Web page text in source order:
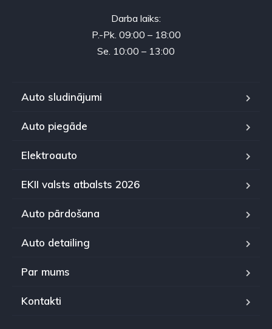
Darba laiks:
P.-Pk. 09:00 – 18:00
Se. 10:00 – 13:00
Auto sludinājumi
Auto piegāde
Elektroauto
EKII valsts atbalsts 2026
Auto pārdošana
Auto detailing
Par mums
Kontakti